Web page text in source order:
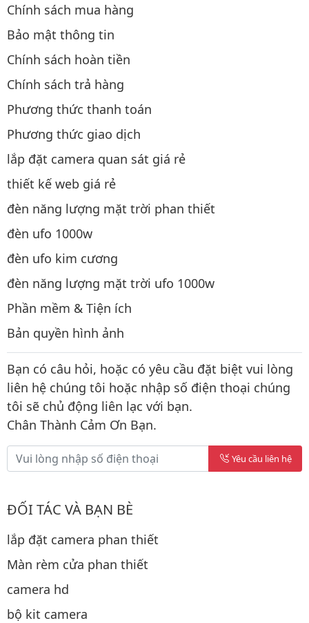
Chính sách mua hàng
Bảo mật thông tin
Chính sách hoàn tiền
Chính sách trả hàng
Phương thức thanh toán
Phương thức giao dịch
lắp đặt camera quan sát giá rẻ
thiết kế web giá rẻ
đèn năng lượng mặt trời phan thiết
đèn ufo 1000w
đèn ufo kim cương
đèn năng lượng mặt trời ufo 1000w
Phần mềm & Tiện ích
Bản quyền hình ảnh
Bạn có câu hỏi, hoặc có yêu cầu đặt biệt vui lòng
liên hệ chúng tôi hoặc nhập số điện thoại chúng
tôi sẽ chủ động liên lạc với bạn.
Chân Thành Cảm Ơn Bạn.
Yêu cầu liên hệ
ĐỐI TÁC VÀ BẠN BÈ
lắp đặt camera phan thiết
Màn rèm cửa phan thiết
camera hd
bộ kit camera